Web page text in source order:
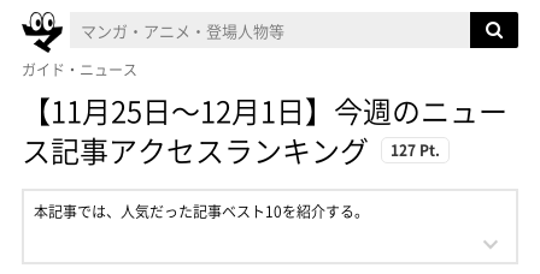
ガイド・ニュース
【11月25日〜12月1日】今週のニュー
ス記事アクセスランキング
127 Pt.
本記事では、人気だった記事ベスト10を紹介する。